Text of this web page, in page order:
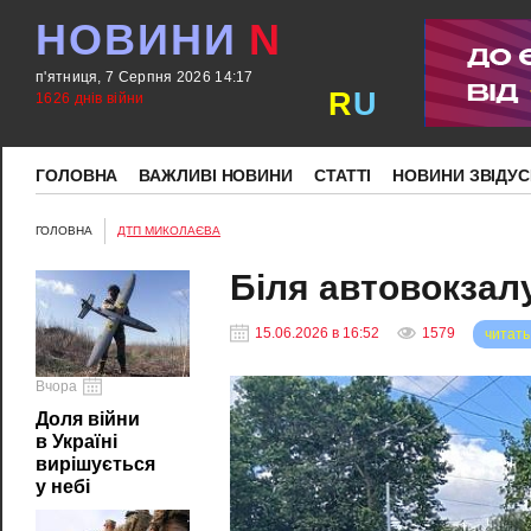
НОВИНИ N
п'ятниця, 7 Серпня 2026 14:17
1626 днів війни
RU
ГОЛОВНА ВАЖЛИВІ НОВИНИ СТАТТІ НОВИНИ
ГОЛОВНА ДТП МИКОЛАЄВА
Вчора
Доля війни
в Україні
вирішується
у небі
Біля
15.06.2026 в 16:52 1579